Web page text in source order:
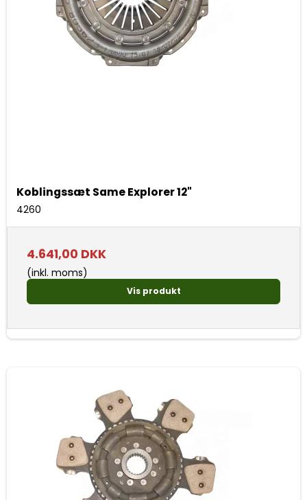
Koblingssæt Same Explorer 12"
4260
4.641,00 DKK
(inkl. moms)
Vis produkt